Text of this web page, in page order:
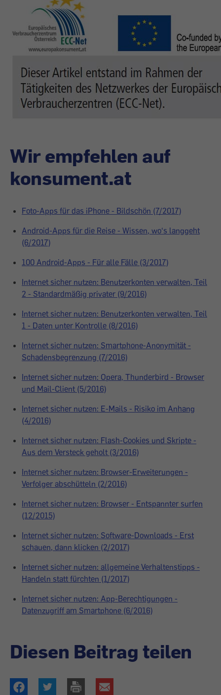
Wir empfehlen auf
konsument.at
Foto-Apps für das iPhone - Bildschön (7/2017)
Android-Apps für die Reise - Wissen, wo‘s langgeht
(6/2017)
100 Android-Apps - Für alle Fälle (3/2017)
Internet sicher nutzen: Benutzerkonten verwalten, Teil
2 - Standardmäßig privater (9/2016)
Internet sicher nutzen: Benutzerkonten verwalten, Teil
1 - Daten unter Kontrolle (8/2016)
Internet sicher nutzen: Smartphone-Anonymität -
Schadensbegrenzung (7/2016)
Internet sicher nutzen: Opera, Thunderbird - Browser
und Mail-Client (5/2016)
Internet sicher nutzen: E-Mails - Risiko im Anhang
(4/2016)
Internet sicher nutzen: Flash-Cookies und Skripte -
Aus dem Versteck geholt (3/2016)
Internet sicher nutzen: Browser-Erweiterungen -
Verfolger abschütteln (2/2016)
Internet sicher nutzen: Browser - Entspannter surfen
(12/2015)
Internet sicher nutzen: Software-Downloads - Erst
schauen, dann klicken (2/2017)
Internet sicher nutzen: allgemeine Verhaltenstipps -
Handeln statt fürchten (1/2017)
Internet sicher nutzen: App-Berechtigungen -
Datenzugriff am Smartphone (6/2016)
Diesen Beitrag teilen